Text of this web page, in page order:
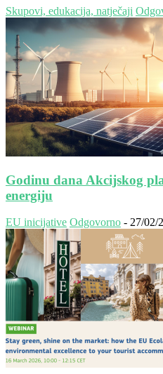
Skupovi, edukacija, natječaji
Godinu dana Akcijskog
energiju
EU inicijative Odgovorno - 27/02/